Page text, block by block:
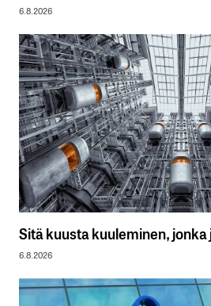
6.8.2026
Sitä kuusta kuuleminen,
6.8.2026